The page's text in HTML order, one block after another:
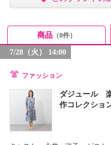
商品（0件）
7/28（火） 14:00
ファッション
ダジュール
作コレクショ